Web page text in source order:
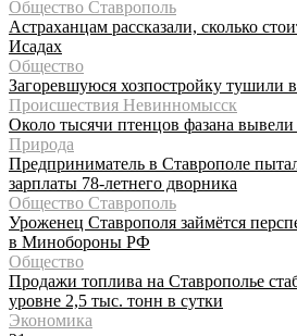
Общество Ставрополь
Астраханцам рассказали, сколько
Исадах
Общество
Загоревшуюся хозпостройку тушили
Происшествия Невинномысск
Около тысячи птенцов фазана
Природа
Предприниматель в Ставрополе
зарплаты 78-летнего дворника
Общество Ставрополь
Уроженец Ставрополя займётся
в Минобороны РФ
Общество
Продажи топлива на Ставрополье
уровне 2,5 тыс. тонн в сутки
Экономика